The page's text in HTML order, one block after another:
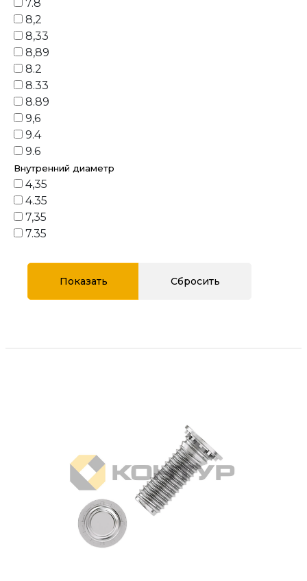
7.8
8,2
8,33
8,89
8.2
8.33
8.89
9,6
9.4
9.6
Внутренний диаметр
4,35
4.35
7,35
7.35